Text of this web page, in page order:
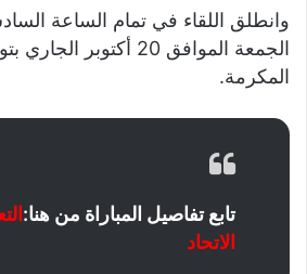
وانطلق اللقاء في تمام الساعة
الجمعة الموافق 20
المكرمة.
تابع تفاصيل المباراة من هنا:
الاتحاد